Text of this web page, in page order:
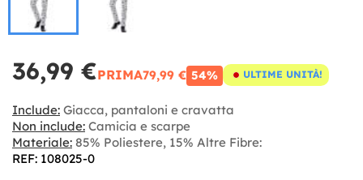
36,99 €PRIMA79,99 € 54% ULTIME UNITÀ!
Include: Giacca, pantaloni e cravatta
Non include: Camicia e scarpe
Materiale: 85% Poliestere, 15% Altre Fibre:
REF: 108025-0